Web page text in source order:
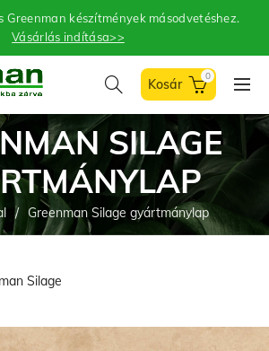
Greenman készítmények másodvetéshez.
Vásárlás indítása>>
0
SILAGE
Greenman Silage gyártmánylap
Silage